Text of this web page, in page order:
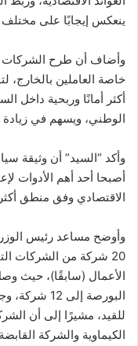
ينعكس إيجابًا على
وأضاف أن طرح الشركات
خاصة العاملين بالخارج،
أكثر أمانًا وربحية داخل
الوطني، ويسهم في زيادة
وأكد “السيد” أن وثيقة
أصبحا أحد أهم الأدوات
الاقتصادي وفق منطق
وأوضح مساعد رئيس
20 شركة من الشركات
الأعمال (سابقًا)، حيث
الكيماوية والشركة